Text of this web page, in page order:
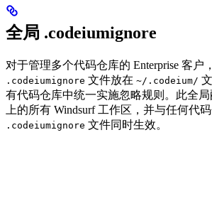
全局 .codeiumignore
对于管理多个代码仓库的 Enterprise 客户
.codeiumignore 文件放在 ~/.codeium/
有代码仓库中统一实施忽略规则。此全
上的所有 Windsurf 工作区，并与任何代
.codeiumignore 文件同时生效。